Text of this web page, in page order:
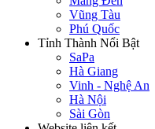
Vũng Tàu
Phú Quốc
Tỉnh Thành Nổi Bật
SaPa
Hà Giang
Vinh - Nghệ An
Hà Nội
Sài Gòn